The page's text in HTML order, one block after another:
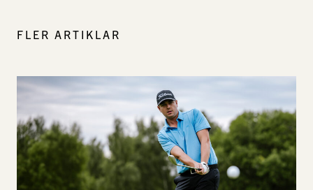
FLER ARTIKLAR